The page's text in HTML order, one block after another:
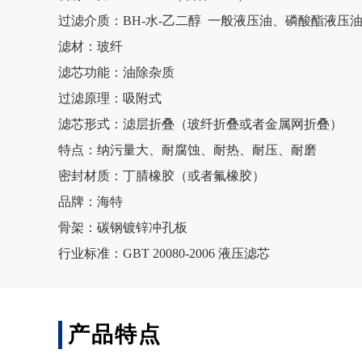
过滤介质：BH-水-乙二醇 一般液压油、磷酸酯液压
滤材：玻纤
滤芯功能：油除杂质
过滤原理：吸附式
滤芯形式：滤层折叠（玻纤折叠或者金属网折叠）
特点：纳污量大、耐腐蚀、耐热、耐压、耐磨
密封材质：丁腈橡胶（或者氟橡胶）
品牌：海特
骨架：碳钢镀锌冲孔板
行业标准：GBT 20080-2006 液压滤芯
产品特点